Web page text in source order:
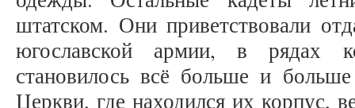
штатском. Они приветствовали
югославской армии, в рядах
становилось всё больше и
Церкви, где находился их корпус,